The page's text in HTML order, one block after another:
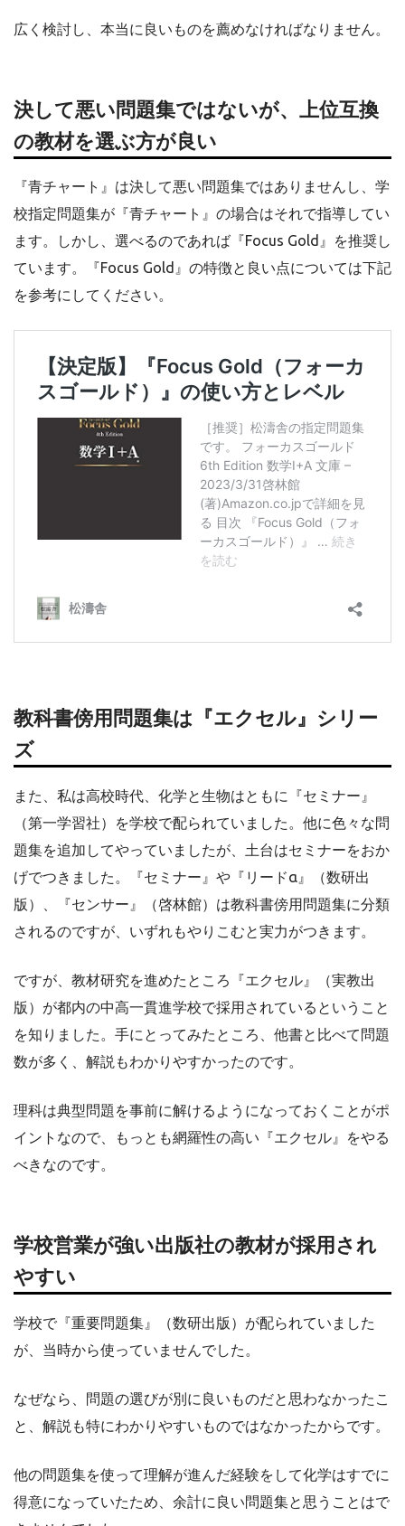
広く検討し、本当に良いものを薦めなければなりません。
決して悪い問題集ではないが、上位互換
の教材を選ぶ方が良い
『青チャート』は決して悪い問題集ではありませんし、学
校指定問題集が『青チャート』の場合はそれで指導してい
ます。しかし、選べるのであれば『Focus Gold』を推奨し
ています。『Focus Gold』の特徴と良い点については下記
を参考にしてください。
教科書傍用問題集は『エクセル』シリー
ズ
また、私は高校時代、化学と生物はともに『セミナー』
（第一学習社）を学校で配られていました。他に色々な問
題集を追加してやっていましたが、土台はセミナーをおか
げでつきました。『セミナー』や『リードα』（数研出
版）、『センサー』（啓林館）は教科書傍用問題集に分類
されるのですが、いずれもやりこむと実力がつきます。
ですが、教材研究を進めたところ『エクセル』（実教出
版）が都内の中高一貫進学校で採用されているということ
を知りました。手にとってみたところ、他書と比べて問題
数が多く、解説もわかりやすかったのです。
理科は典型問題を事前に解けるようになっておくことがポ
イントなので、もっとも網羅性の高い『エクセル』をやる
べきなのです。
学校営業が強い出版社の教材が採用され
やすい
学校で『重要問題集』（数研出版）が配られていました
が、当時から使っていませんでした。
なぜなら、問題の選びが別に良いものだと思わなかったこ
と、解説も特にわかりやすいものではなかったからです。
他の問題集を使って理解が進んだ経験をして化学はすでに
得意になっていたため、余計に良い問題集と思うことはで